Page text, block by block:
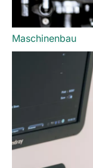
Maschinenbau